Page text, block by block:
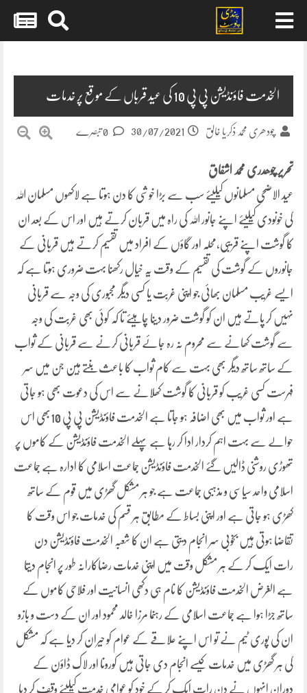
الخدمت فاؤنڈیشن پی پی 10 کی عید قرباں کے موقع پر خدمات
چودھری محمد ذکریا خالق 30/07/2021
تحریر چوھدری محمد اشفاق
عید الاضحی مسلمانوں کیلیئے سب سے بڑا خوشی کا دن ہوتا ہے لاکھوں مسلمان اللہ
کی خونودی کیلیئے اپنے جانور اللہ کی راہ میں قربان کرتے ہیں اور اس کے بعد ان
کا گوشت اپنے قریبی،محلہ اور گاؤں کے افراد میں تقسیم کرتے ہیں قربانی کے
جانوروں کے گوشت کی تقسیم کے وقت یہ خیال رکھنا بہت ضروری ہوتا ہے کہ
ایسے غریب مسلمان بھائی جو اپنی غربت یا کسی دیگر مجبوری کی وجہ سے قربانی
نہیں کر پاتے ہیں ان کو گوشت ضرور دینا چاہیئے تا کہ کوئی بھی غربت کی وجہ
سے گوشت کھانے سے محروم نہ رہ جائے قربانی کرنے سے قربانی کے ثواب
کے ساتھ ساتھ دیگر بھی بہت سے کام ثواب کا باعث بنتے ہین جن میں سر
فہرست کسی غریب کو قربانی کا گوشت کھلانے سے اس کی دعوت بھی ہو جاتی
ہے اور ثواب میں بھی اضافہ ہو جاتا ہے الخدمت فاؤنڈیشن پی پی 10بھی اس
حوالے سے بہت اہم کردار ادا کر رہا ہے پہلے الخدمت فاؤنڈیشن کے کاموں پر
تھوڑی روشنی ڈالیں گئے الخدمت فاؤنڈیشن جماعت اسلامی کا ادارہ ہے جماعت
اسلامی واحد سیاسی و مذہبی جماعت ہے جو ہر مشکل گھڑی میں قوم کے ساتھ
کھڑی ہو جاتی ہے اور اپنی بساط کے مطابق ہر قسم کی خدمات جو اس وقت کا
تقاضا ہوتی ہیں بخوبی سر انجام دیتی ہے ان کا شعبہ الخدمت فاؤنڈیشن دن
رات ایک کر کے ہر مشکل وقت میں اپنی خدمات رضاکارانہ طور پر انجام دیتا
ہے الغرض الخدمت فاؤنڈیشن کا نام ہی دکھی انسانیت اور فلاحی کاموں کے
ساتھ جڑا ہوا ہے جماعت اسلامی کے رہنما مرزا خالد محمود اور ان کے دست و بازو
ان کی پوری ٹیم نے تو اس اپنے علاقے کے عوام کو حیران کر دیا ہے کہ مشکل
کی ہر گھڑی میں خدمات کیسے انجام دی جاتی ہیں کورونا اور لاک ڈاؤن کے
دوران انہوں نے دن رات ایک کر کے خود کو عوامی خدمت کیلیئے وقف کر دیا